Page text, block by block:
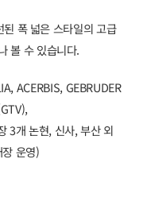
폭 넓은 스타일의 고급
볼 수 있습니다.
ACERBIS, GEBRUDER
3개 논현, 신사, 부산 외
운영)